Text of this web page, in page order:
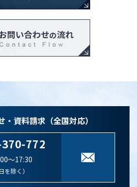
・資料請求（全国対応）
772
～17:30
を除く）